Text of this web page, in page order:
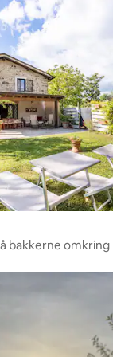
bakkerne omkring